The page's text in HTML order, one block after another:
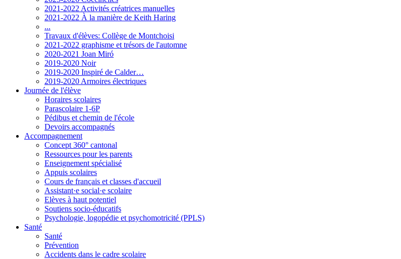
2021-2022 Activités créatrices manuelles
2021-2022 À la manière de Keith Haring
...
Travaux d'élèves: Collège de Montchoisi
2021-2022 graphisme et trésors de l'automne
2020-2021 Joan Miró
2019-2020 Noir
2019-2020 Inspiré de Calder…
2019-2020 Armoires électriques
Journée de l'élève
Horaires scolaires
Parascolaire 1-6P
Pédibus et chemin de l'école
Devoirs accompagnés
Accompagnement
Concept 360° cantonal
Ressources pour les parents
Enseignement spécialisé
Appuis scolaires
Cours de français et classes d'accueil
Assistant·e social·e scolaire
Elèves à haut potentiel
Soutiens socio-éducatifs
Psychologie, logopédie et psychomotricité (PPLS)
Santé
Santé
Prévention
Accidents dans le cadre scolaire